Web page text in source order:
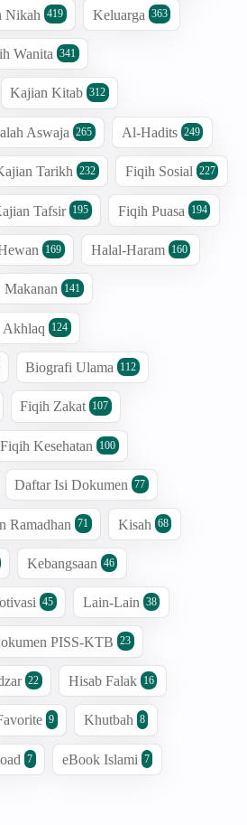
Nikah 419 Keluarga 363
Wanita 341
Kajian Kitab 312
Aswaja 265 Al-Hadits 249
Tarikh 232 Fiqih Sosial 227
Tafsir 195 Fiqih Puasa 194
169 Halal-Haram 160
Makanan 141
Akhlaq 124
Biografi Ulama 112
Fiqih Zakat 107
Fiqih Kesehatan 100
Daftar Isi Dokumen 77
Ramadhan 71 Kisah 68
Kebangsaan 46
45 Lain-Lain 38
PISS-KTB 23
22 Hisab Falak 16
9 Khutbah 8
7 eBook Islami 7